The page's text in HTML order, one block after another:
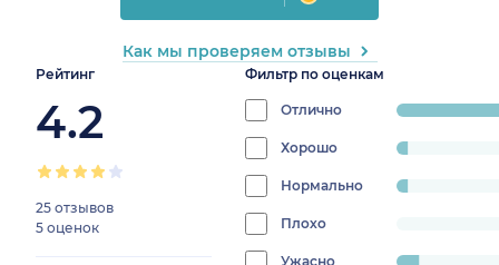
Рейтинг
4.2
25 отзывов
5 оценок
Фильтр по оценкам
Отлично
progress:
Хорошо
3.3333333333333335%
Нормально
3.3333333333333335%
Плохо
progress:
Ужасно
Как мы проверяем отзывы